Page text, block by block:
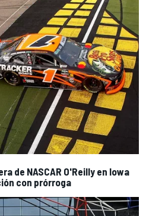
de NASCAR O'Reilly en Iowa
con prórroga